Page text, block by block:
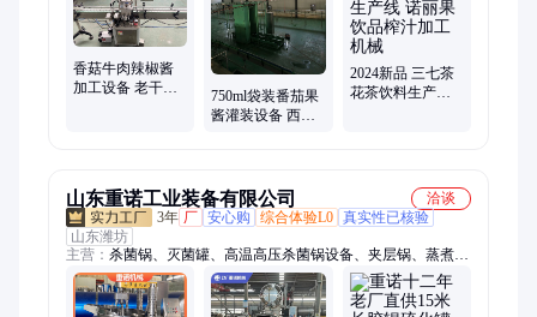
醋加工设备、全自动装箱机、苏打水生产线、秋梨膏加工设备、
发酵罐、液体水溶肥生产线、饮料调配设备、八宝粥设备、酱油
醋生产设备、酵素生产设备、植物蛋白饮料生产线、药酒保健酒
生产线、番茄酱加工设备、酿酒设备
香菇牛肉辣椒酱
加工设备 老干妈
750ml袋装番茄果
酱灌装设备 西红
2024新品 三七茶
花茶饮料生产线
山东重诺工业装备有限公司
洽谈
3年 厂 安心购 综合体验L0 真实性已核验
山东潍坊
主营： 杀菌锅、灭菌罐、高温高压杀菌锅设备、夹层锅、蒸煮
锅、火锅底料炒锅、蔬菜清洗机、水果清洗机、真空包装机、食
品包装设备、硫化罐、木材防腐罐、木材阻燃罐、食用菌灭菌设